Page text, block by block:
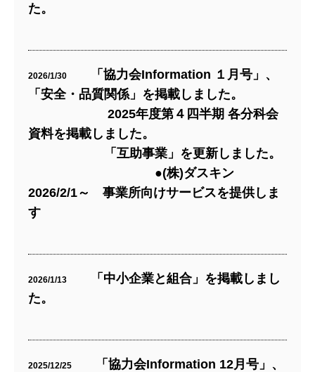
た。
2026/1/30
「協力会Information １月号」、
「安全・品質関係」を掲載しました。
2025年度第４四半期 各分科会
資料を掲載しました。
「互助事業」を更新しました。
●(株)ダスキン
2026/2/1～ 事業所向けサービスを提供しま
す
2026/1/13
「中小企業と組合」を掲載しまし
た。
2025/12/25
「協力会Information 12月号」、